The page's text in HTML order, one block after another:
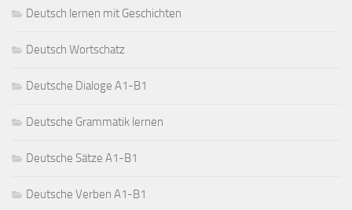
Deutsch lernen mit Geschichten
Deutsch Wortschatz
Deutsche Dialoge A1-B1
Deutsche Grammatik lernen
Deutsche Sätze A1-B1
Deutsche Verben A1-B1